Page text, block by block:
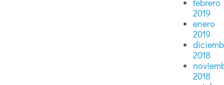
febrero
2019
enero
2019
2018
2018